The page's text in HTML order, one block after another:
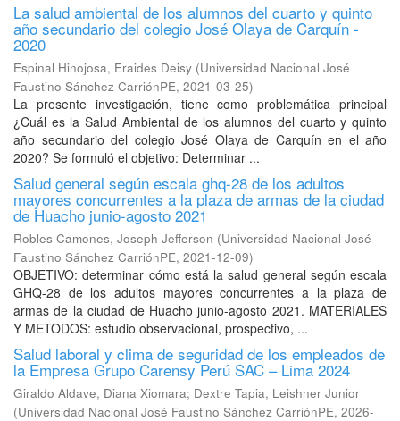
La salud ambiental de los alumnos del cuarto y quinto
año secundario del colegio José Olaya de Carquín -
2020
Espinal Hinojosa, Eraides Deisy (Universidad Nacional José
Faustino Sánchez CarriónPE, 2021-03-25)
La presente investigación, tiene como problemática principal
¿Cuál es la Salud Ambiental de los alumnos del cuarto y quinto
año secundario del colegio José Olaya de Carquín en el año
2020? Se formuló el objetivo: Determinar ...
Salud general según escala ghq-28 de los adultos
mayores concurrentes a la plaza de armas de la ciudad
de Huacho junio-agosto 2021
Robles Camones, Joseph Jefferson (Universidad Nacional José
Faustino Sánchez CarriónPE, 2021-12-09)
OBJETIVO: determinar cómo está la salud general según escala
GHQ-28 de los adultos mayores concurrentes a la plaza de
armas de la ciudad de Huacho junio-agosto 2021. MATERIALES
Y METODOS: estudio observacional, prospectivo, ...
Salud laboral y clima de seguridad de los empleados de
la Empresa Grupo Carensy Perú SAC – Lima 2024
Giraldo Aldave, Diana Xiomara; Dextre Tapia, Leishner Junior
(Universidad Nacional José Faustino Sánchez CarriónPE, 2026-